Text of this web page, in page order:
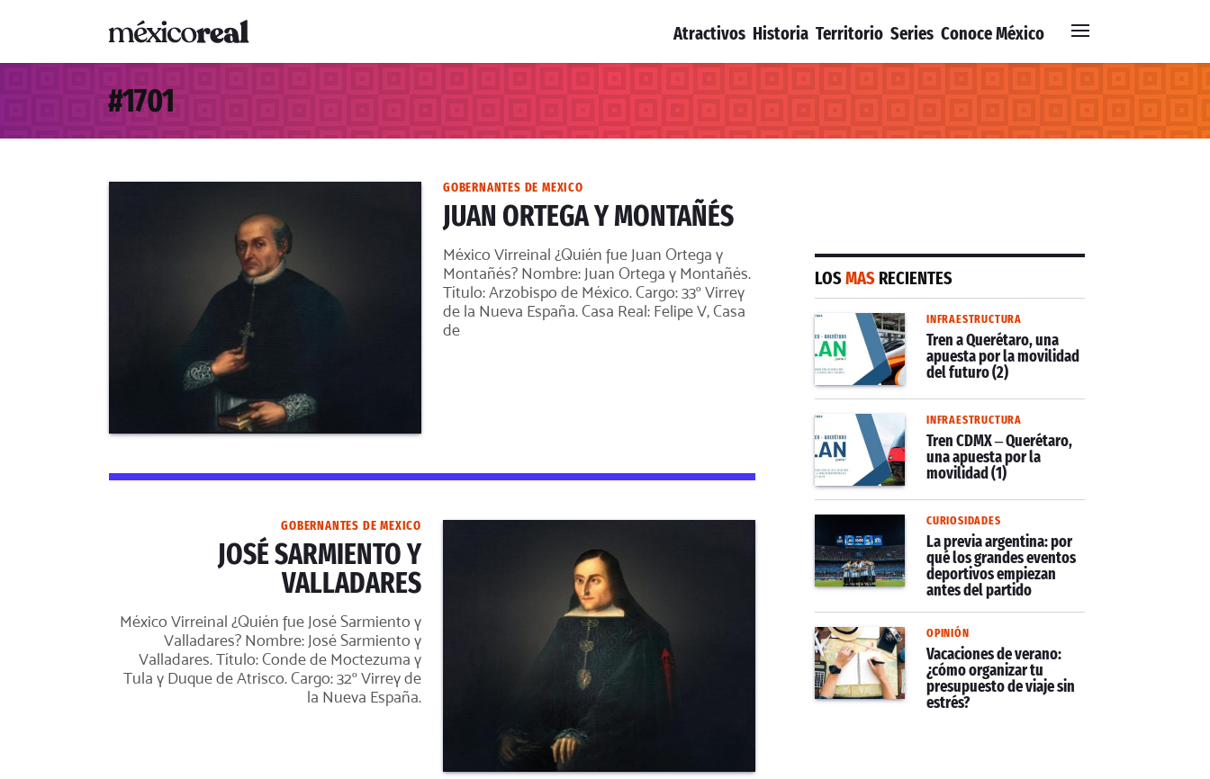
Atractivos Historia Territorio Series Conoce México
#1701
GOBERNANTES DE MEXICO
JUAN ORTEGA Y MONTAÑÉS
México Virreinal ¿Quién fue Juan Ortega y
Montañés? Nombre: Juan Ortega y Montañés.
Título: Arzobispo de México. Cargo: 33º Virrey
de la Nueva España. Casa Real: Felipe V, Casa
de
GOBERNANTES DE MEXICO
JOSÉ SARMIENTO Y
VALLADARES
México Virreinal ¿Quién fue José Sarmiento y
Valladares? Nombre: José Sarmiento y
Valladares. Título: Conde de Moctezuma y
Tula y Duque de Atrisco. Cargo: 32º Virrey de
la Nueva España.
LOSMAS RECIENTES
INFRAESTRUCTURA
Tren a Querétaro, una
apuesta por la movilidad
del futuro (2)
INFRAESTRUCTURA
Tren CDMX – Querétaro,
una apuesta por la
movilidad (1)
CURIOSIDADES
La previa argentina: por
qué los grandes eventos
deportivos empiezan
antes del partido
OPINIÓN
Vacaciones de verano:
¿cómo organizar tu
presupuesto de viaje sin
estrés?